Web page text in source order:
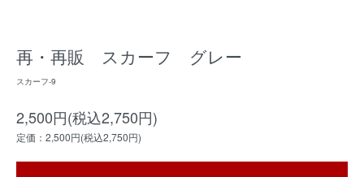
再・再販 スカーフ グレー
スカーフ-9
2,500円(税込2,750円)
定価：2,500円(税込2,750円)